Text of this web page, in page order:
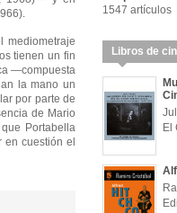
mediometraje
tienen un fin
—compuesta
la mano un
por parte de
de Mario
Portabella
cuestión el
1547 artículos
Libros de
El